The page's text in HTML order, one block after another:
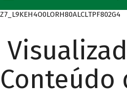
Z7_L9KEH4O0LORH80ALCLTPF802G4
Conteúdo